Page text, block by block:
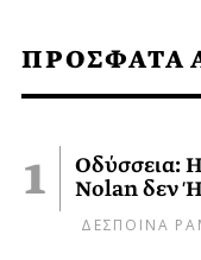
ΠΡΟΣΦΑΤΑ
Οδύσσεια:
Nolan δεν
ΔΕΣΠΟΙΝΑ